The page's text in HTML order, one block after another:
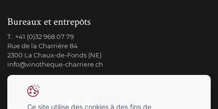
Bureaux et entrepôts
T.: +41 (0)32 968 07 79
Rue de la Charrière 84
2300 La Chaux-de-Fonds (NE)
info@vinotheque-charriere.ch
Suivez-nous sur
Ce site utilise des cookies à des fins de